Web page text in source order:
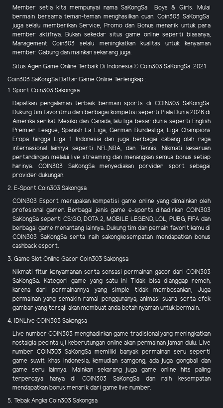
Member setia kita mempunyai nama SaKongSa Boys & Girls. Mulai
bermain bersama teman-teman menghasilkan cuan.Coin303SaKongSa
juga selalu memberikan Service, Promo dan Bonusmenarik untuk para
member aktifnya. Bukan sekedar situs game online seperti biasanya,
ManagementCoin303selalu meningkatkan kualitas untuk kenyaman
member. Gabung dan mainkan sekarang juga.
Situs Agen Game Online Terbaik Di Indonesia © Coin303 SaKongSa 2021
Coin303 SaKongSa Daftar Game Online Terlengkap :
1. Sport Coin303 Sakongsa
Dapatkan pengalaman terbaik bermain sports di COIN303 SaKongSa.
Dukung tim favoritmu dari berbagai kompetisi seperti Piala Dunia 2026 di
Amerika serikat Mexiko dan Canada, lalu liga besar dunia seperti English
Premier League, Spanish La Liga, German Bundesliga, Liga Champions
Eropa hingga Liga 1 Indonesia dan juga berbagai cabang olah raga
internasional lainnya seperti NFL,NBA, dan Tennis. Nikmati keseruan
pertandingan melalui live streaming dan menangkan semua bonus setiap
harinya. COIN303 SaKongSa menyediakan porvider sport sebagai
provider dukungan.
2. E-Sport Coin303 Sakongsa
COIN303 Esport merupakan kompetisi game online yang dimainkan oleh
profesional gamer. Berbagai jenis game e-sports dihadirkan COIN303
SaKongSa seperti CS:GO, DOTA 2, MOBILE LEGEND, LOL, PUBG, FIFA dan
berbagai game menantang lainnya. Dukung tim dan pemain favorit kamu di
COIN303 SaKongSa serta raih sakongkesempatan mendapatkan bonus
cashback esport.
3. Game Slot Online Gacor Coin303 Sakongsa
Nikmati fitur kenyamanan serta sensasi permainan gacor dari COIN303
SaKongSa. Kategori game yang satu ini Tidak bisa dianggap remeh,
karena dari permainannya yang simple tidak membosankan, Juga
permainan yang semakin ramai penggunanya, animasi suara serta efek
gambar yang tersaji akan membuat anda betah nyaman untuk bermain.
4. IDNLive COIN303 Sakongsa
Live number COIN303 menghadirkan game tradisional yang meningkatkan
nostalgia pecinta uji keberutungan online akan permainan jaman dulu. Live
number COIN303 SaKongSa memiliki banyak permainan seru seperti
game suwit khas Indonesia, kemudian samgong, ada juga gongball dan
game seru lainnya. Mainkan sekarang juga game online hits paling
terpercaya hanya di COIN303 SaKongSa dan raih kesempatan
mendapatkan bonus menarik dari game live number.
5. Tebak Angka Coin303 Sakongsa